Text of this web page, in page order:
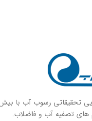
تحقیقاتی رسوب آب با
هاى تصفيه آب و فاضلاب.